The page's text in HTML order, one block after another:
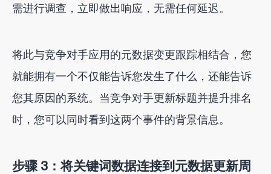
需进行调查，立即做出响应，无需任何延迟。
将此与竞争对手应用的元数据变更跟踪相结合，您
就能拥有一个不仅能告诉您发生了什么，还能告诉
您其原因的系统。当竞争对手更新标题并提升排名
时，您可以同时看到这两个事件的背景信息。
步骤 3：将关键词数据连接到元数据更新周